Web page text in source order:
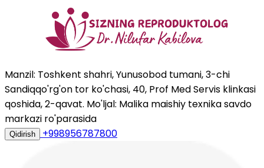
Manzil: Toshkent shahri, Yunusobod tumani, 3-chi
Sandiqqo'rg'on tor ko'chasi, 40, Prof Med Servis klinkasi
qoshida, 2-qavat. Mo'ljal: Malika maishiy texnika savdo
markazi ro'parasida
Qidirish +998956787800